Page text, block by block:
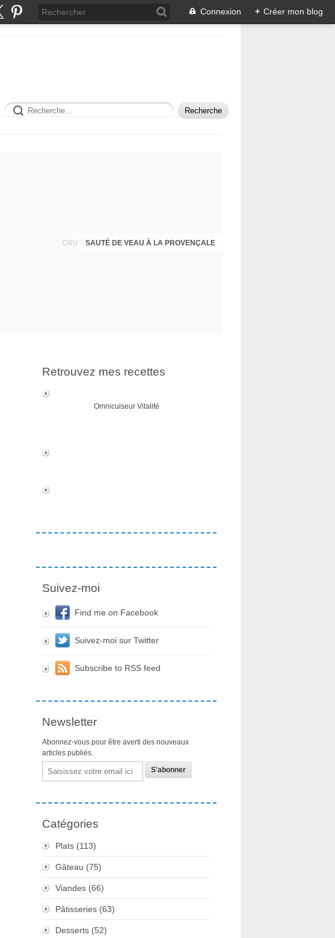
Connexion + Créer mon blog
SAUTÉ DE VEAU À LA PROVENÇALE
Retrouvez mes recettes
Omnicuiseur Vitalité
Suivez-moi
Find me on Facebook
Suivez-moi sur Twitter
Subscribe to RSS feed
Newsletter
Abonnez-vous pour être averti des nouveaux
articles publiés.
Email
Catégories
Plats (113)
Gâteau (75)
Viandes (66)
Pâtisseries (63)
Desserts (52)